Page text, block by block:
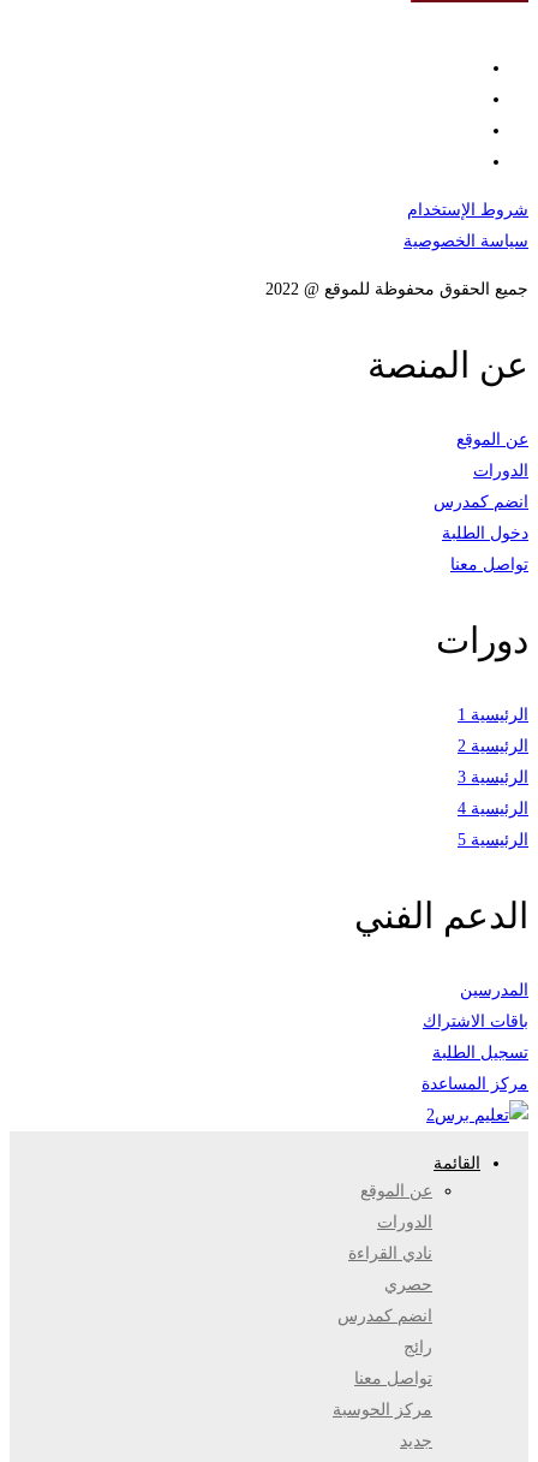
شروط الإستخدام
سياسة الخصوصية
جميع الحقوق محفوظة للموقع @ 2022
عن المنصة
عن الموقع
الدورات
انضم كمدرس
دخول الطلبة
تواصل معنا
دورات
الرئيسية 1
الرئيسية 2
الرئيسية 3
الرئيسية 4
الرئيسية 5
الدعم الفني
المدرسين
باقات الاشتراك
تسجيل الطلبة
مركز المساعدة
القائمة
عن الموقع
الدورات
نادي القراءة
حصري
انضم كمدرس
رائج
تواصل معنا
مركز الحوسبة
جديد